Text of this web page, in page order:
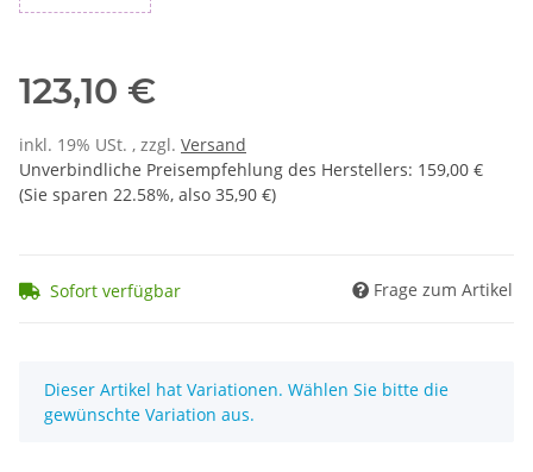
123,10 €
inkl. 19% USt. , zzgl. Versand
Unverbindliche Preisempfehlung des Herstellers: 159,00 €
(Sie sparen 22.58%, also 35,90 €)
Sofort verfügbar Frage zum Artikel
x
Dieser Artikel hat Variationen. Wählen Sie bitte die
gewünschte Variation aus.